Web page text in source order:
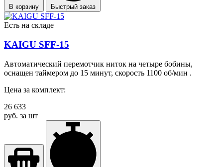
В корзину Быстрый заказ
Есть на складе
KAIGU SFF-15
Автоматический перемотчик ниток на четыре бобины,
оснащен таймером до 15 минут, скорость 1100 об/мин .
Цена за комплект:
26 633
руб. за шт